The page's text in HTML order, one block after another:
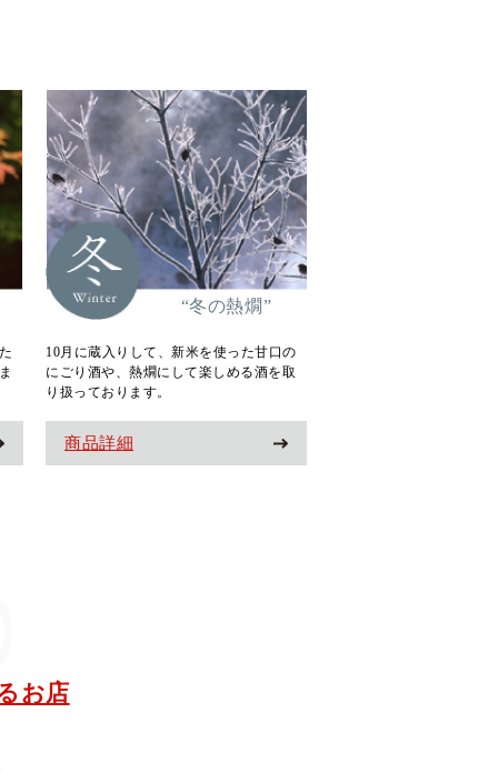
“冬の熱燗”
10月に蔵入りして、新米を使った甘口の
にごり酒や、熱燗にして楽しめる酒を取
り扱っております。
商品詳細
お店